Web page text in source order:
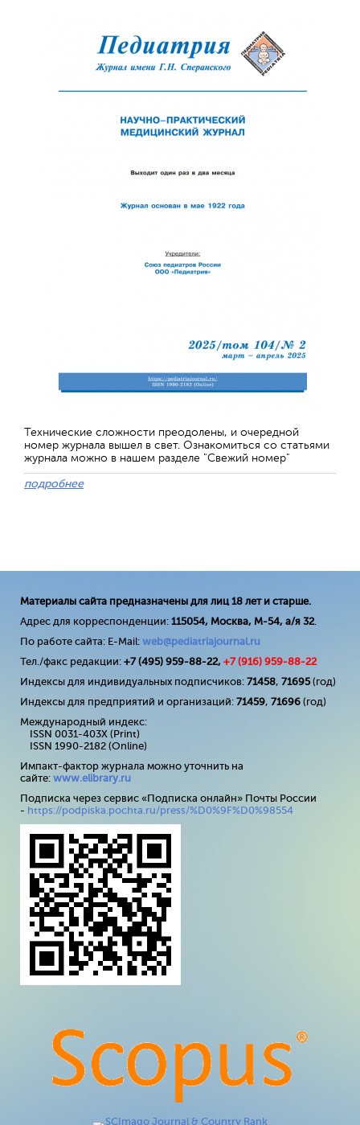
Технические сложности преодолены, и очередной
номер журнала вышел в свет. Ознакомиться со статьями
журнала можно в нашем разделе "Свежий номер"
подробнее
Материалы сайта предназначены для лиц 18 лет и старше.
Адрес для корреспонденции: 115054, Москва, М-54, а/я 32.
По работе сайта: E-Mail: web@pediatriajournal.ru
Тел./факс редакции: +7 (495) 959-88-22, +7 (916) 959-88-22
Индексы для индивидуальных подписчиков: 71458, 71695(год)
Индексы для предприятий и организаций: 71459, 71696 (год)
Международный индекс:
ISSN 0031-403X (Print)
ISSN 1990-2182 (Online)
Импакт-фактор журнала можно уточнить на
сайте: www.elibrary.ru
Подписка через сервис «Подписка онлайн» Почты России
- https://podpiska.pochta.ru/press/%D0%9F%D0%98554